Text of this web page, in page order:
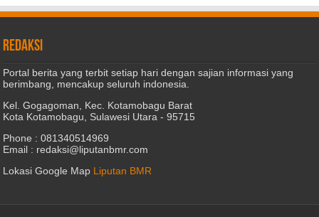
REDAKSI
Portal berita yang terbit setiap hari dengan sajian informasi yang
berimbang, mencakup seluruh indonesia.
Kel. Gogagoman, Kec. Kotamobagu Barat
Kota Kotamobagu, Sulawesi Utara - 95715
Phone : 081340514969
Email : redaksi@liputanbmr.com
Lokasi Google Map Liputan BMR